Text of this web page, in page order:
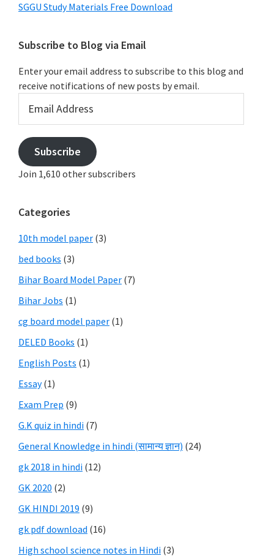
SGGU Study Materials Free Download
Subscribe to Blog via Email
Enter your email address to subscribe to this blog and
receive notifications of new posts by email.
Address
Subscribe
Join 1,610 other subscribers
Categories
10th model paper (3)
bed books (3)
Bihar Board Model Paper (7)
Bihar Jobs (1)
cg board model paper (1)
DELED Books (1)
English Posts (1)
Essay(1)
Exam Prep (9)
G.K quiz in hindi (7)
General Knowledge in hindi (सामान्य ज्ञान) (24)
gk 2018 in hindi (12)
GK 2020 (2)
GK HINDI 2019 (9)
gk pdf download (16)
High school science notes in Hindi (3)